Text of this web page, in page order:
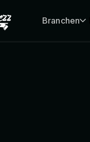
Branchen